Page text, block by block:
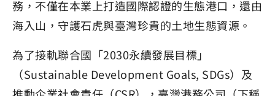
務，不僅在本業上打造國際認證的生態港口，還由
海入山，守護石虎與臺灣珍貴的土地生態資源。
為了接軌聯合國「2030永續發展目標」
（Sustainable Development Goals, SDGs）及